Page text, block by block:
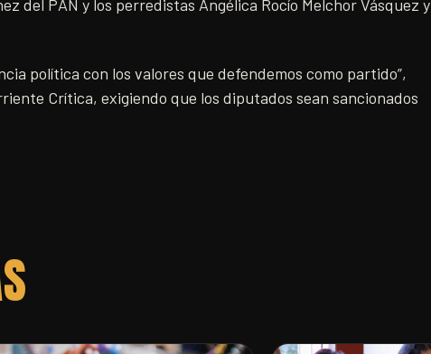
del PAN y los perredistas Angélica Rocío Melchor Vásquez y
política con los valores que defendemos como partido”,
Crítica, exigiendo que los diputados sean sancionados